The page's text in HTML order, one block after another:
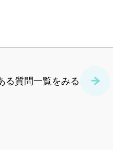
る質問一覧をみる